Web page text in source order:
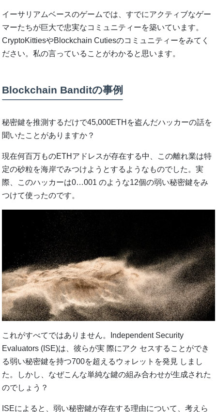
イーサリアムベースのゲームでは、すでにアクティブなゲー
マーたちが巨大で忠実なコミュニティーを築いています。
CryptoKittiesやBlockchain Cutiesのコミュニティーをみてく
ださい。私の言っていることがわかると思います。
Blockchain Banditの事例
秘密鍵を推測するだけで45,000ETHを盗んだハッカーの話を
聞いたことがありますか？
現在何百万ものETHアドレスが存在する中、この離れ業は特
定の砂粒を海岸でみつけようとするようなものでした。実
際、このハッカーは0…001 のような12個の弱い秘密鍵をみ
つけて使ったのです。
これがすべてではありません。Independent Security
Evaluators (ISE)は、彼らが実 際にアク セスすることができ
る弱い秘密鍵を持つ700を超えるウォレットを発見 しまし
た。しかし、なぜこんな単純な鍵の組み合わせが生成された
のでしょう？
ISEによると、弱い秘密鍵が存在する理由について、考えら